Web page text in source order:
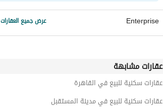
Enterprise عرض جميع العقارات
عقارات مشابهة
عقارات سكنية للبيع في القاهرة
عقارات سكنية للبيع في مدينة المستقبل